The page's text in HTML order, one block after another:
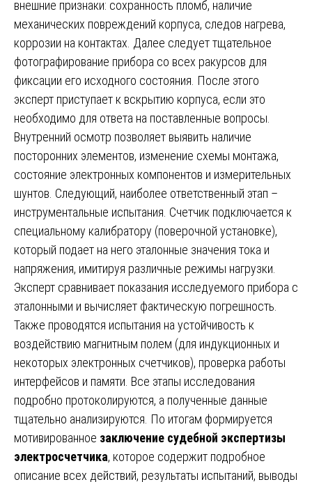
внешние признаки: сохранность пломб, наличие
механических повреждений корпуса, следов нагрева,
коррозии на контактах. Далее следует тщательное
фотографирование прибора со всех ракурсов для
фиксации его исходного состояния. После этого
эксперт приступает к вскрытию корпуса, если это
необходимо для ответа на поставленные вопросы.
Внутренний осмотр позволяет выявить наличие
посторонних элементов, изменение схемы монтажа,
состояние электронных компонентов и измерительных
шунтов. Следующий, наиболее ответственный этап –
инструментальные испытания. Счетчик подключается к
специальному калибратору (поверочной установке),
который подает на него эталонные значения тока и
напряжения, имитируя различные режимы нагрузки.
Эксперт сравнивает показания исследуемого прибора с
эталонными и вычисляет фактическую погрешность.
Также проводятся испытания на устойчивость к
воздействию магнитным полем (для индукционных и
некоторых электронных счетчиков), проверка работы
интерфейсов и памяти. Все этапы исследования
подробно протоколируются, а полученные данные
тщательно анализируются. По итогам формируется
мотивированное заключение судебной экспертизы
электросчетчика, которое содержит подробное
описание всех действий, результаты испытаний, выводы